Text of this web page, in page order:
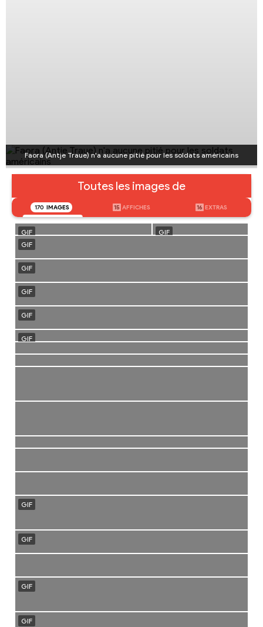
Faora (Antje Traue) n'a aucune pitié pour les soldats américains
Toutes les images de
170 IMAGES 15 AFFICHES 16 EXTRAS